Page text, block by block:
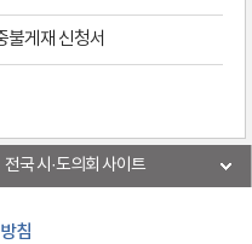
불게재 신청서
전국 시·도의회 사이트
침